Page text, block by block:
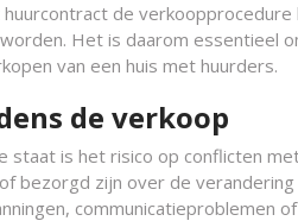
de
Het is daarom essentieel
van een huis met huurders.
de verkoop
staat is het risico op conflicten
bezorgd zijn over de
communicatieproblemen